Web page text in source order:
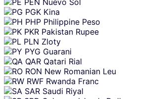
PGK Kina
PHP Philippine Peso
PKR Pakistan Rupee
PLN Zloty
PYG Guarani
QAR Qatari Rial
RON New Romanian Leu
RWF Rwanda Franc
SAR Saudi Riyal